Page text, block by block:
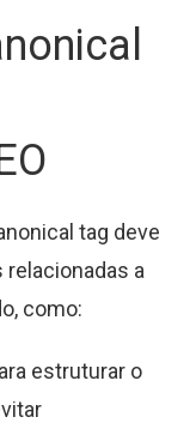
tag deve
a
como:
estruturar o